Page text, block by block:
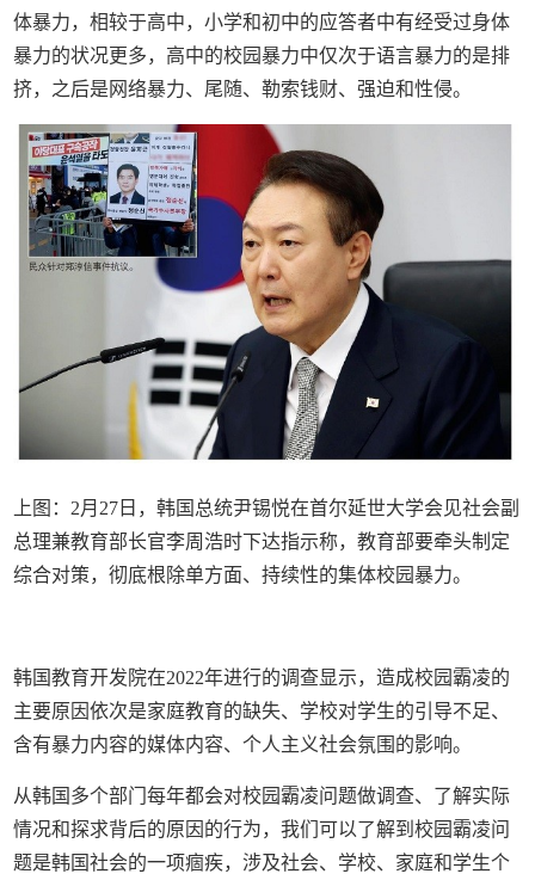
体暴力，相较于高中，小学和初中的应答者中有经受过身体
暴力的状况更多，高中的校园暴力中仅次于语言暴力的是排
挤，之后是网络暴力、尾随、勒索钱财、强迫和性侵。
上图：2月27日，韩国总统尹锡悦在首尔延世大学会见社会副
总理兼教育部长官李周浩时下达指示称，教育部要牵头制定
综合对策，彻底根除单方面、持续性的集体校园暴力。
韩国教育开发院在2022年进行的调查显示，造成校园霸凌的
主要原因依次是家庭教育的缺失、学校对学生的引导不足、
含有暴力内容的媒体内容、个人主义社会氛围的影响。
从韩国多个部门每年都会对校园霸凌问题做调查、了解实际
情况和探求背后的原因的行为，我们可以了解到校园霸凌问
题是韩国社会的一项痼疾，涉及社会、学校、家庭和学生个